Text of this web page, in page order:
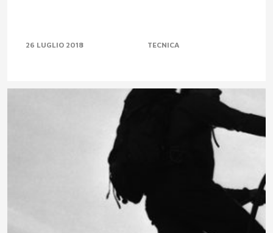
26 LUGLIO 2018 TECNICA